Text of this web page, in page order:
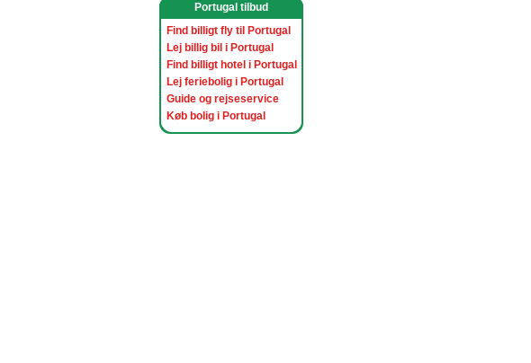
Portugal tilbud
Find billigt fly til Portugal
Lej billig bil i Portugal
Find billigt hotel i Portugal
Lej feriebolig i Portugal
Guide og rejseservice
Køb bolig i Portugal